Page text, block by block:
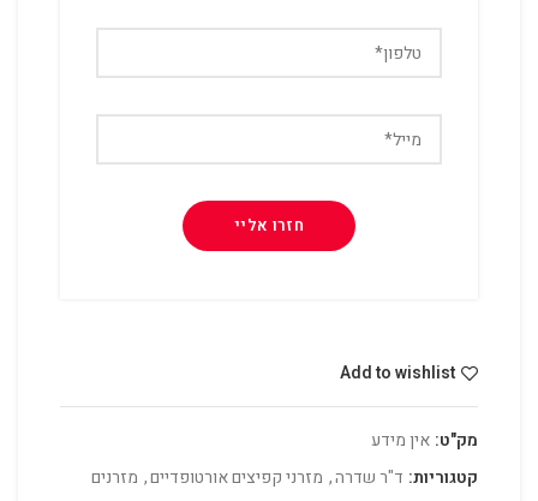
Add to wishlist
מק"ט: אין מידע
קטגוריות: ד"ר שדרה, מזרני קפיצים אורטופדיים, מזרנים